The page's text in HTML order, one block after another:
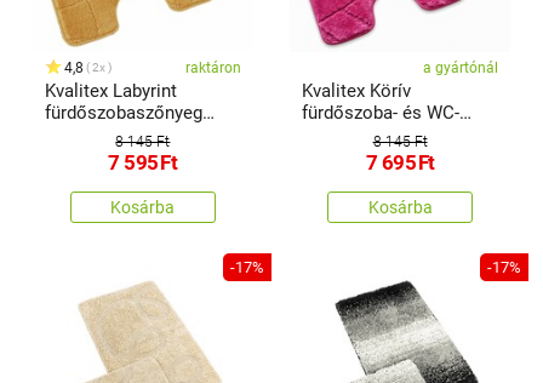
4,8 2x raktáron
Kvalitex Labyrint
fürdőszobaszőnyeg
szett arany 60 x 100 cm,
60 x 50 cm
8 145 Ft
7 595Ft
Kosárba
a gyártónál
Kvalitex Körív
fürdőszoba- és WC-
szőnyeg rózsaszín, 60 x
100 cm, 60 x 50 cm
8 145 Ft
7 695Ft
Kosárba
-17% -17%